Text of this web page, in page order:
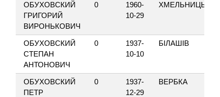
ОБУХОВСКИЙ
ГРИГОРИЙ
ВИРОНЬКОВИЧ
0
1960-
10-29
ОБУХОВСКИЙ
СТЕПАН
АНТОНОВИЧ
0
1937-
10-10
БІЛАШІВ
ОБУХОВСКИЙ
ПЕТР
0
1937-
12-29
ВЕРБКА